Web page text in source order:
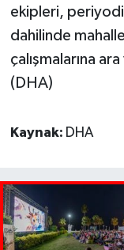
ekipleri,
dahilinde
çalışmalarına
(DHA)
Kaynak: DHA